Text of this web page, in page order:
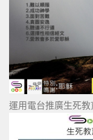
運用電台推廣生死教